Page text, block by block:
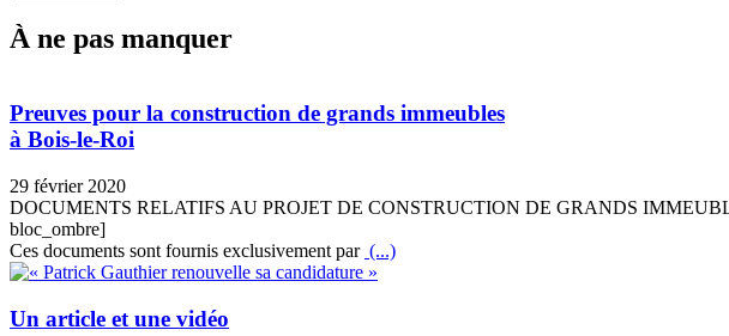
À ne pas manquer
Preuves pour la construction de grands immeubles
à Bois-le-Roi
29 février 2020
DOCUMENTS RELATIFS AU PROJET DE CONSTRUCTION DE GRANDS
bloc_ombre]
Ces documents sont fournis exclusivement par (...)
Un article et une vidéo